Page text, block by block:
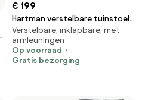
€ 199
Hartman verstelbare tuinstoel
Roma
Verstelbare, inklapbare, met
armleuningen
Op voorraad
Gratis bezorging